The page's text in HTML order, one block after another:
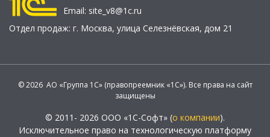
Email: site_v8@1c.ru
Отдел продаж: г. Москва, улица Селезнёвская, дом 21
© 2026 АО «Группа 1С» (правопреемник «1С»). Все права на сайт
защищены
© 2011- 2026 ООО «1С-Софт» (о компании).
Исключительное право на технологическую платформу